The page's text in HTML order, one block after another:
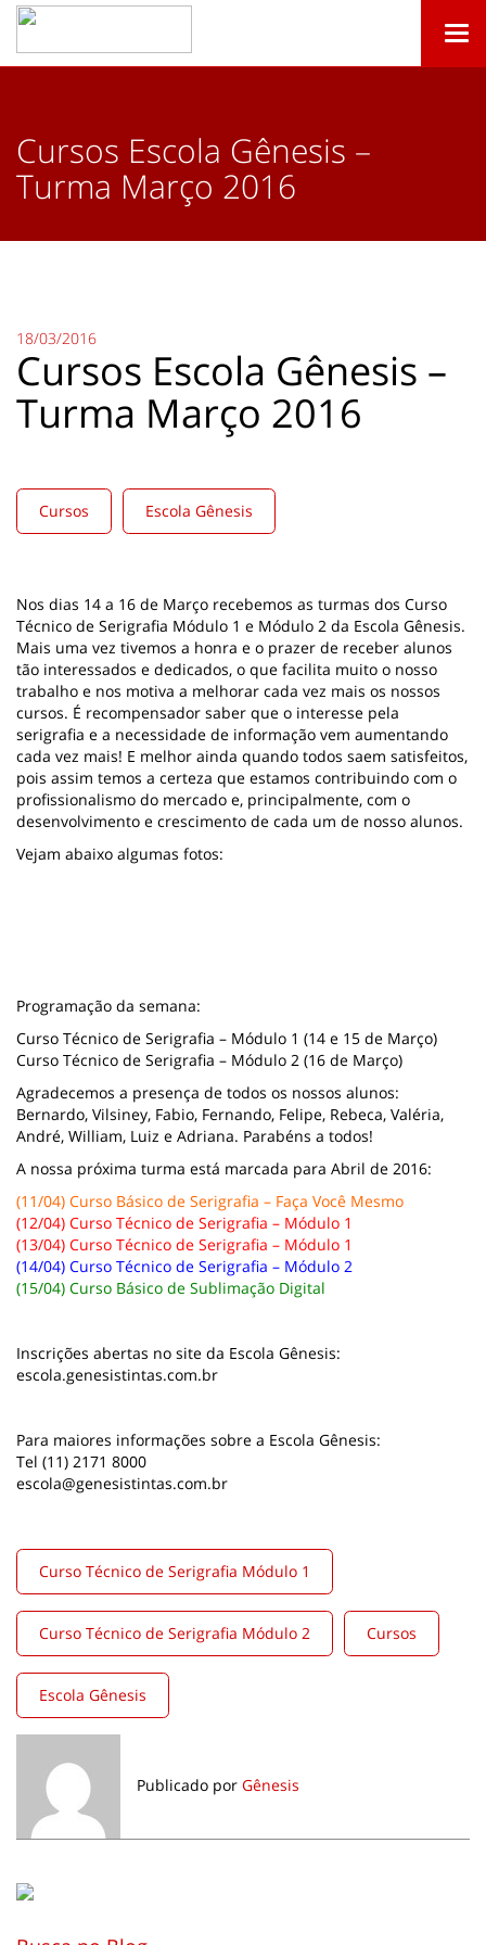
Cursos Escola Gênesis –
Turma Março 2016
18/03/2016
Cursos Escola Gênesis –
Turma Março 2016
Cursos Escola Gênesis
Nos dias 14 a 16 de Março recebemos as turmas dos Curso
Técnico de Serigrafia Módulo 1 e Módulo 2 da Escola Gênesis.
Mais uma vez tivemos a honra e o prazer de receber alunos
tão interessados e dedicados, o que facilita muito o nosso
trabalho e nos motiva a melhorar cada vez mais os nossos
cursos. É recompensador saber que o interesse pela
serigrafia e a necessidade de informação vem aumentando
cada vez mais! E melhor ainda quando todos saem satisfeitos,
pois assim temos a certeza que estamos contribuindo com o
profissionalismo do mercado e, principalmente, com o
desenvolvimento e crescimento de cada um de nosso alunos.
Vejam abaixo algumas fotos:
Programação da semana:
Curso Técnico de Serigrafia – Módulo 1 (14 e 15 de Março)
Curso Técnico de Serigrafia – Módulo 2 (16 de Março)
Agradecemos a presença de todos os nossos alunos:
Bernardo, Vilsiney, Fabio, Fernando, Felipe, Rebeca, Valéria,
André, William, Luiz e Adriana. Parabéns a todos!
A nossa próxima turma está marcada para Abril de 2016:
(11/04) Curso Básico de Serigrafia – Faça Você Mesmo
(12/04) Curso Técnico de Serigrafia – Módulo 1
(13/04) Curso Técnico de Serigrafia – Módulo 1
(14/04) Curso Técnico de Serigrafia – Módulo 2
(15/04) Curso Básico de Sublimação Digital
Inscrições abertas no site da Escola Gênesis:
escola.genesistintas.com.br
Para maiores informações sobre a Escola Gênesis:
Tel (11) 2171 8000
escola@genesistintas.com.br
Curso Técnico de Serigrafia Módulo 1
Curso Técnico de Serigrafia Módulo 2 Cursos
Escola Gênesis
Publicado por Gênesis